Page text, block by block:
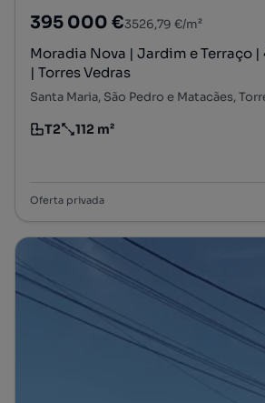
395 000 €3526,79 €/m²
Moradia Nova | Jardim e Terraço
| Torres Vedras
Santa Maria, São Pedro e Matacães,
Tipologia
T2
Preço por metro quadrado
112 m²
Oferta privada